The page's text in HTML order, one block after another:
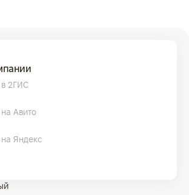
2ГИС
Авито
Яндекс